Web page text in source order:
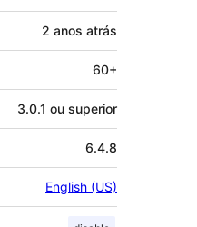
2 anos atrás
60+
3.0.1 ou superior
6.4.8
English (US)